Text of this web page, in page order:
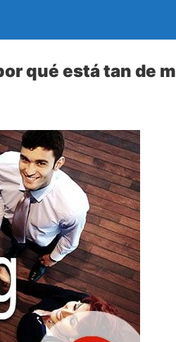
qué está tan de